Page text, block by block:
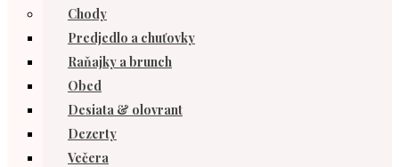
Chody
Predjedlo a chuťovky
Raňajky a brunch
Obed
Desiata & olovrant
Dezerty
Večera